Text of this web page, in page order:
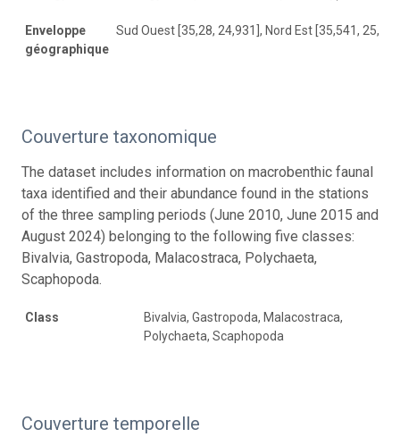
Enveloppe
géographique
Sud Ouest [35,28, 24,931], Nord Est [35,541,
Couverture taxonomique
The dataset includes information on macrobenthic faunal
taxa identified and their abundance found in the stations
of the three sampling periods (June 2010, June 2015 and
August 2024) belonging to the following five classes:
Bivalvia, Gastropoda, Malacostraca, Polychaeta,
Scaphopoda.
Class
Bivalvia, Gastropoda, Malacostraca,
Polychaeta, Scaphopoda
Couverture temporelle